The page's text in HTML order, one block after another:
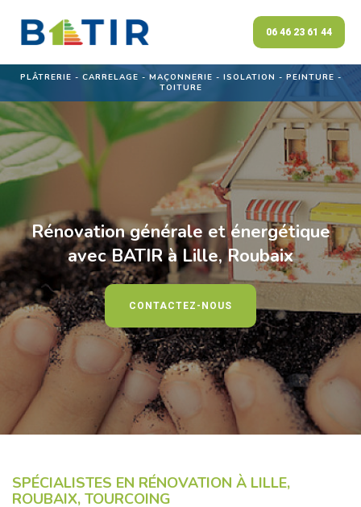
06 46 23 61 44
PLÂTRERIE - CARRELAGE - MAÇONNERIE - ISOLATION - PEINTURE -
TOITURE
Rénovation générale et énergétique
avec BATIR à Lille, Roubaix
CONTACTEZ-NOUS
SPÉCIALISTES EN RÉNOVATION À LILLE,
ROUBAIX, TOURCOING